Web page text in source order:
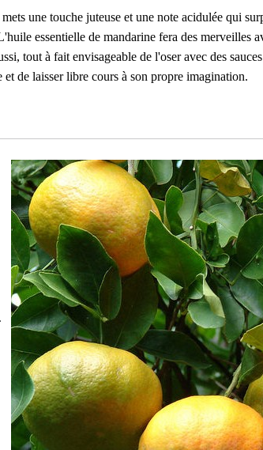
une touche juteuse et une note acidulée qui
essentielle de mandarine fera des merveilles
tout à fait envisageable de l'oser avec des
de laisser libre cours à son propre imagination.